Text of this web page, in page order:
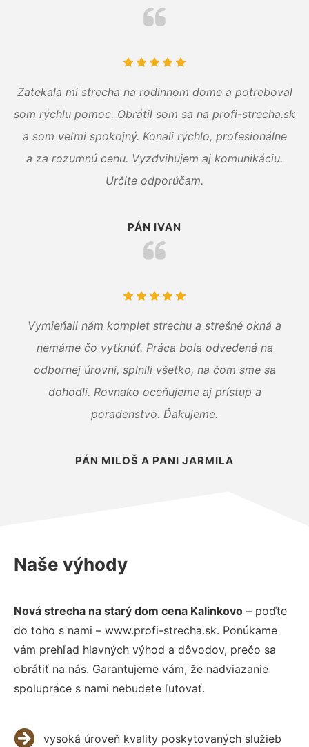
Zatekala mi strecha na rodinnom dome a potreboval
som rýchlu pomoc. Obrátil som sa na profi-strecha.sk
a som veľmi spokojný. Konali rýchlo, profesionálne
a za rozumnú cenu. Vyzdvihujem aj komunikáciu.
Určite odporúčam.
PÁN IVAN
Vymieňali nám komplet strechu a strešné okná a
nemáme čo vytknúť. Práca bola odvedená na
odbornej úrovni, splnili všetko, na čom sme sa
dohodli. Rovnako oceňujeme aj prístup a
poradenstvo. Ďakujeme.
PÁN MILOŠ A PANI JARMILA
Naše výhody
Nová strecha na starý dom cena Kalinkovo – poďte
do toho s nami – www.profi-strecha.sk. Ponúkame
vám prehľad hlavných výhod a dôvodov, prečo sa
obrátiť na nás. Garantujeme vám, že nadviazanie
spolupráce s nami nebudete ľutovať.
vysoká úroveň kvality poskytovaných služieb